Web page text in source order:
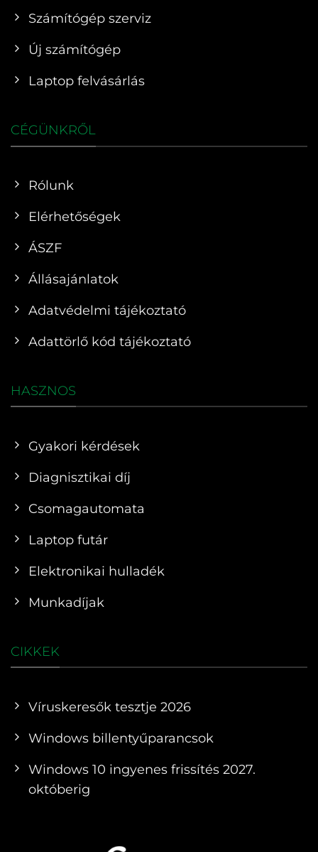
Számítógép szerviz
Új számítógép
Laptop felvásárlás
CÉGÜNKRŐL
Rólunk
Elérhetőségek
ÁSZF
Állásajánlatok
Adatvédelmi tájékoztató
Adattörlő kód tájékoztató
HASZNOS
Gyakori kérdések
Diagnisztikai díj
Csomagautomata
Laptop futár
Elektronikai hulladék
Munkadíjak
CIKKEK
Víruskeresők tesztje 2026
Windows billentyűparancsok
Windows 10 ingyenes frissítés 2027.
októberig